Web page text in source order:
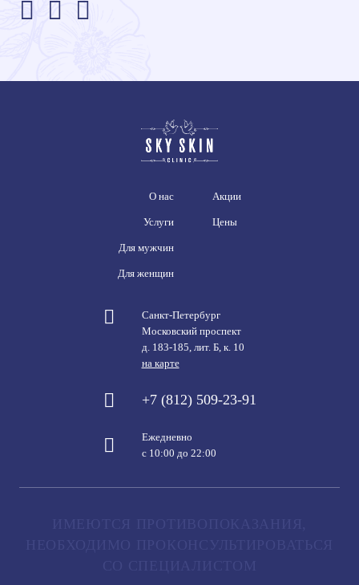
О нас
Услуги
Для мужчин
Для женщин
Акции
Цены
Санкт-Петербург
Московский проспект
д. 183-185, лит. Б, к. 10
на карте
+7 (812) 509-23-91
Ежедневно
с 10:00 до 22:00